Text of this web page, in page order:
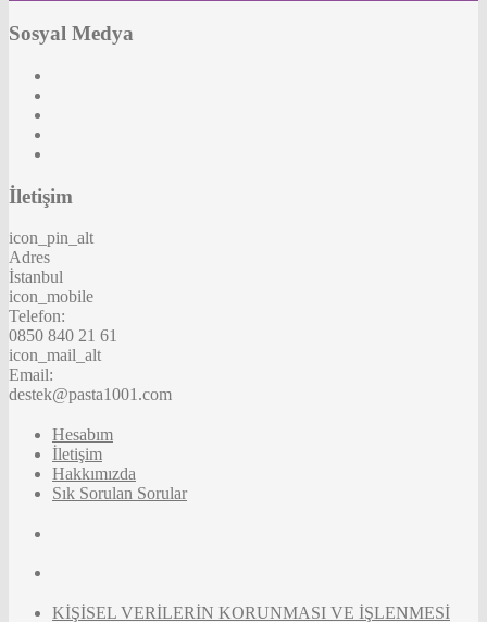
Sosyal Medya
İletişim
icon_pin_alt
Adres
İstanbul
icon_mobile
Telefon:
0850 840 21 61
icon_mail_alt
Email:
destek@pasta1001.com
Hesabım
İletişim
Hakkımızda
Sık Sorulan Sorular
KİŞİSEL VERİLERİN KORUNMASI VE İŞLENMESİ